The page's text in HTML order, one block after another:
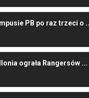
PB po raz trzeci o
ograła Rangersów ...